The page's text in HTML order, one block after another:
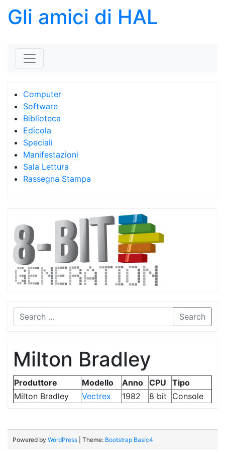
Gli amici di HAL
Computer
Software
Biblioteca
Edicola
Speciali
Manifestazioni
Sala Lettura
Rassegna Stampa
Search
Milton Bradley
Produttore Modello Anno CPU
Tipo
Milton Bradley
Vectrex 1982 8 bit Console
Powered by WordPress | Theme: Bootstrap Basic4